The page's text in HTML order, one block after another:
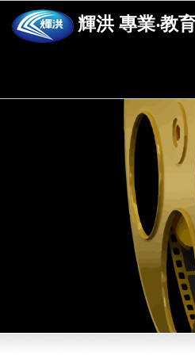
輝洪 專業‧教